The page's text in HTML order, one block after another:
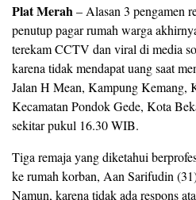
Plat Merah– Alasan 3 pengamen
penutup pagar rumah warga
terekam CCTV dan viral di media
karena tidak mendapat uang saat
Jalan H Mean, Kampung Kemang,
Kecamatan Pondok Gede, Kota
sekitar pukul 16.30 WIB.
Tiga remaja yang diketahui
ke rumah korban, Aan Sarifudin
Namun, karena tidak ada respons